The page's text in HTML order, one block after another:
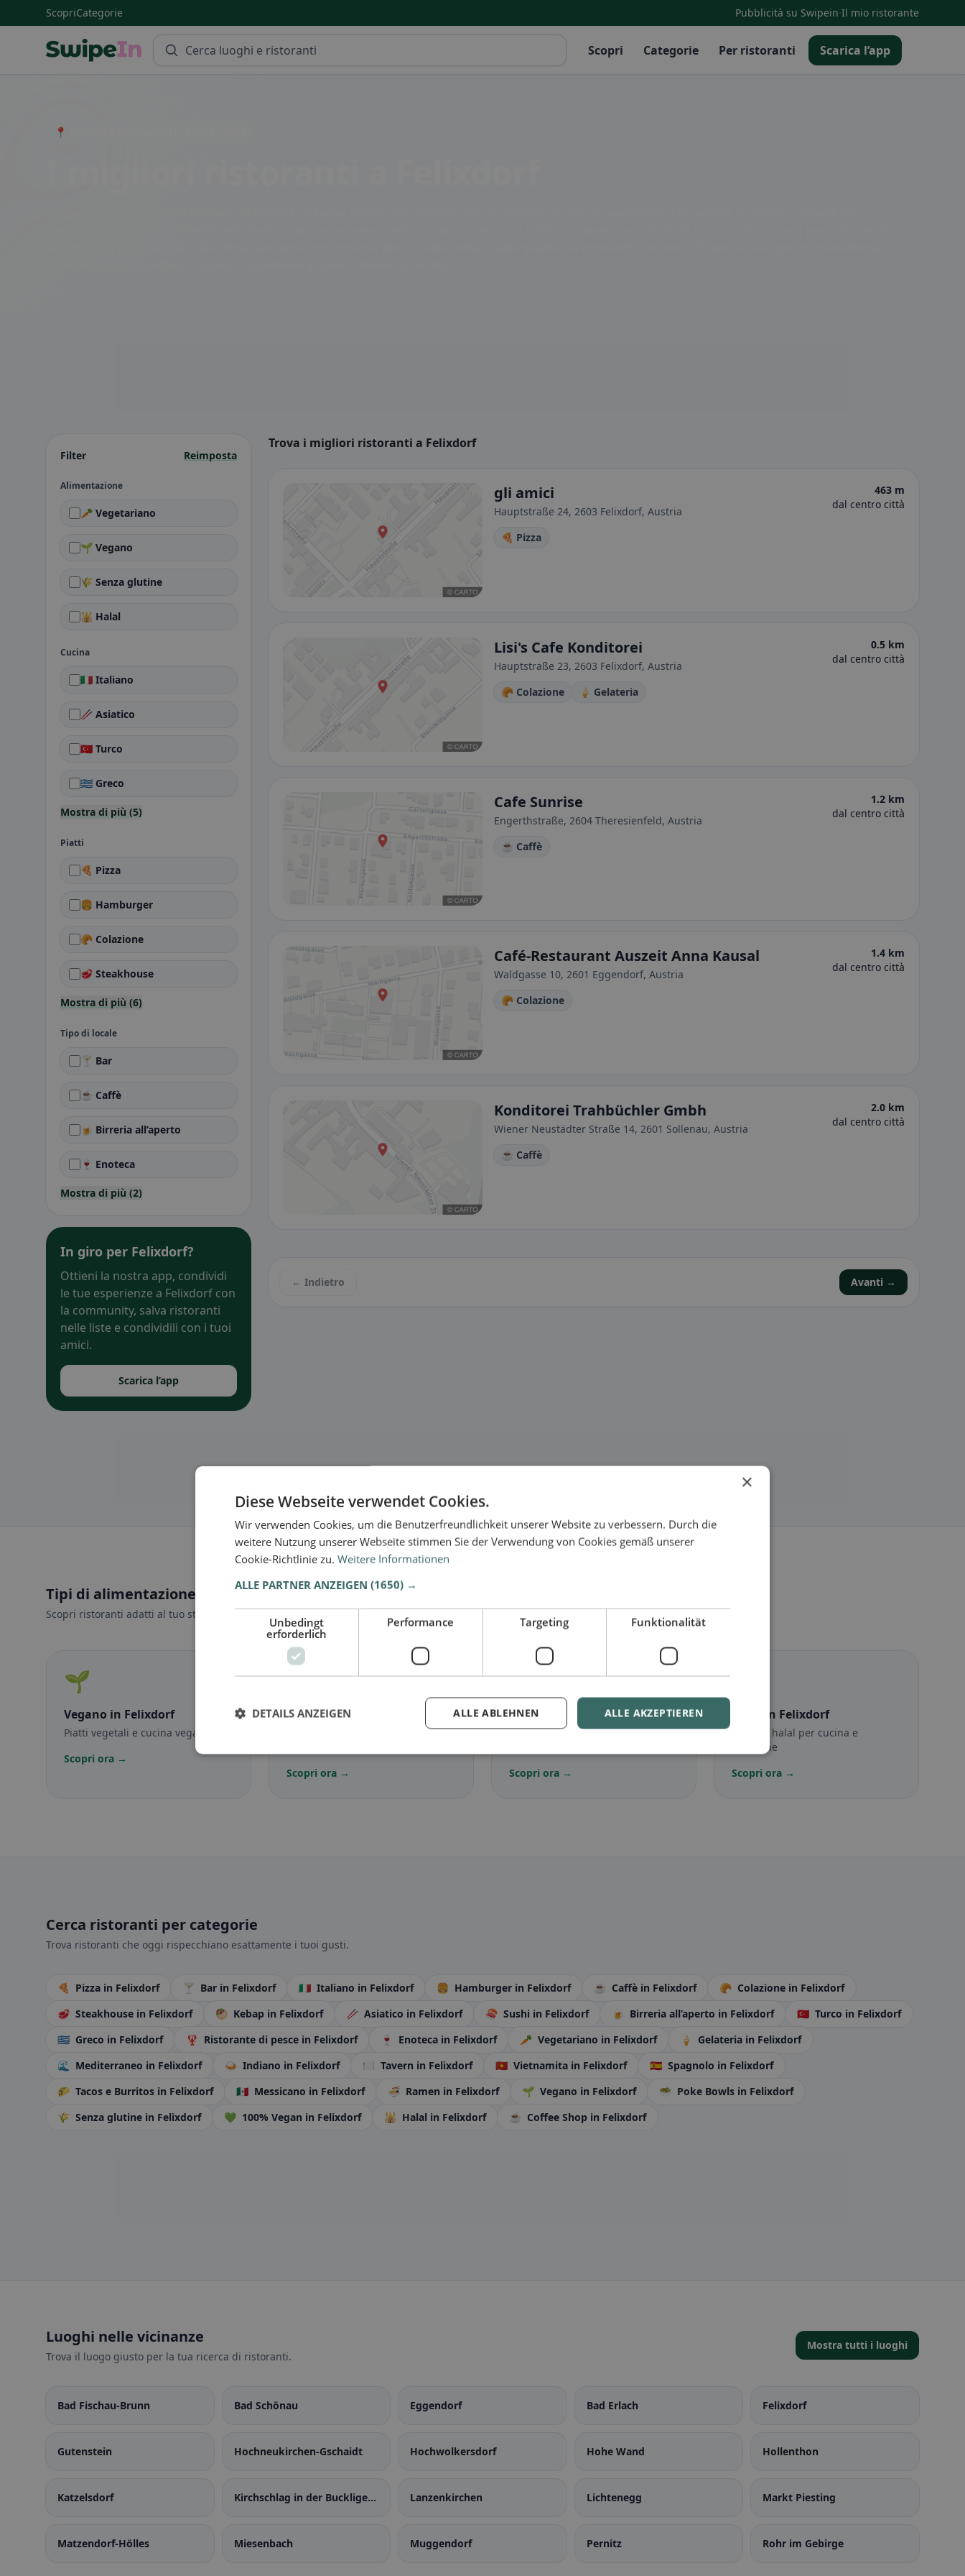
ScopriCategorie Pubblicità su Swipein·Il mio ristorante
Scopri Categorie Per ristoranti Scarica l’app
📍 Entdecke Restaurants, Bars & Cafés
Filter Reimposta
Alimentazione
🥕 Vegetariano
🌱 Vegano
🌾 Senza glutine
🕌 Halal
Cucina
🇮🇹 Italiano
🥢 Asiatico
🇹🇷 Turco
🇬🇷 Greco
Mostra di più (5)
Piatti
🍕 Pizza
🍔 Hamburger
🥐 Colazione
🥩 Steakhouse
Mostra di più (6)
Tipo di locale
🍸 Bar
☕ Caffè
🍺 Birreria all’aperto
🍷 Enoteca
Mostra di più (2)
In giro per Felixdorf?
Ottieni la nostra app, condividi
le tue esperienze a Felixdorf con
la community, salva ristoranti
nelle liste e condividili con i tuoi
amici.
Scarica l’app
Trova i migliori ristoranti a Felixdorf
gli amici
Hauptstraße 24, 2603 Felixdorf, Austria
463 m
dal centro città
🍕 Pizza
Lisi's Cafe Konditorei
Hauptstraße 23, 2603 Felixdorf, Austria
0.5 km
dal centro città
🥐 Colazione 🍦 Gelateria
Cafe Sunrise
Engerthstraße, 2604 Theresienfeld, Austria
1.2 km
dal centro città
☕ Caffè
Café-Restaurant Auszeit Anna Kausal
Waldgasse 10, 2601 Eggendorf, Austria
1.4 km
dal centro città
🥐 Colazione
Konditorei Trahbüchler Gmbh
Wiener Neustädter Straße 14, 2601 Sollenau, Austria
2.0 km
dal centro città
☕ Caffè
← Indietro Avanti →
Tipi di alimentazione a Felixdorf
Scopri ristoranti adatti al tuo stile alimentare.
🌱
Vegano in Felixdorf
Piatti vegetali e cucina vegana
Scopri ora →
🥕
Vegetariano
Scopri ora →
🌾
Senza glutine in Felixdorf
Opzioni senza glutine e consigli
Scopri ora →
in Felixdorf
Opzioni halal per cucina e
posizione
Scopri ora →
Cerca ristoranti per categorie
Trova ristoranti che oggi rispecchiano esattamente i tuoi gusti.
🍕 Pizza in Felixdorf 🍸 Bar in Felixdorf 🇮🇹 Italiano in Felixdorf 🍔 Hamburger in Felixdorf ☕ Caffè in Felixdorf 🥐 Colazione in Felixdorf
🥩 Steakhouse in Felixdorf 🥙 Kebap in Felixdorf 🥢 Asiatico in Felixdorf 🍣 Sushi in Felixdorf 🍺 Birreria all’aperto in Felixdorf 🇹🇷 Turco in Felixdorf
🇬🇷 Greco in Felixdorf 🦞 Ristorante di pesce in Felixdorf 🍷 Enoteca in Felixdorf 🥕 Vegetariano in Felixdorf 🍦 Gelateria in Felixdorf
🌊
Mediterraneo in Felixdorf 🍛 Indiano in Felixdorf 🍽️ Tavern in Felixdorf 🇻🇳 Vietnamita in Felixdorf 🇪🇸 Spagnolo in Felixdorf
🌮 Tacos e Burritos in Felixdorf 🇲🇽 Messicano in Felixdorf 🍜 Ramen in Felixdorf 🌱 Vegano in Felixdorf 🥗 Poke Bowls in Felixdorf
🌾 Senza glutine in Felixdorf 💚 100% Vegan in Felixdorf 🕌 Halal in Felixdorf ☕ Coffee Shop in Felixdorf
Luoghi nelle vicinanze
Trova il luogo giusto per la tua ricerca di ristoranti.
Mostra tutti i luoghi
Bad Fischau-Brunn Bad Schönau Eggendorf Bad Erlach Felixdorf
Gutenstein Hochneukirchen-Gschaidt Hochwolkersdorf Hohe Wand Hollenthon
Katzelsdorf
Kirchschlag in der Buckligen
Lanzenkirchen Lichtenegg Markt Piesting
Matzendorf-Hölles Miesenbach Muggendorf Pernitz Rohr im Gebirge
×
Diese Webseite verwendet Cookies.
Wir verwenden Cookies, um die Benutzerfreundlichkeit unserer Website zu verbessern. Durch die
weitere Nutzung unserer Webseite stimmen Sie der Verwendung von Cookies gemäß unserer
Cookie-Richtlinie zu. Weitere Informationen
ALLE PARTNER ANZEIGEN (1650) →
Unbedingt
erforderlich
Performance Targeting Funktionalität
ALLE AKZEPTIEREN
ALLE ABLEHNEN
DETAILS ANZEIGEN